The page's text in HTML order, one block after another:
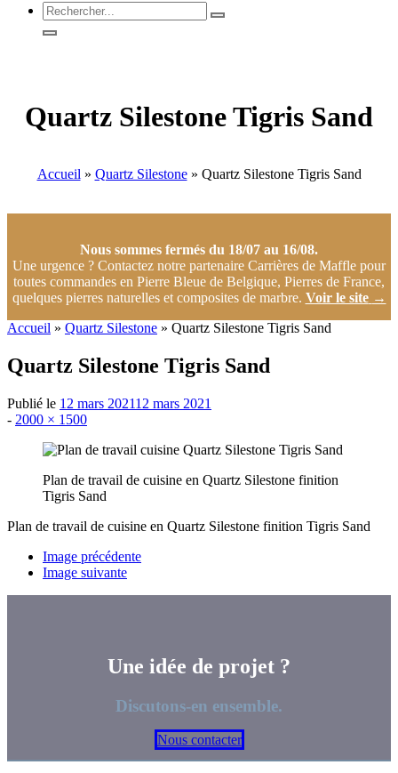
Rechercher...
Quartz Silestone Tigris Sand
Accueil» Quartz Silestone» Quartz Silestone Tigris Sand
Nous sommes fermés du 18/07 au 16/08.
Une urgence ? Contactez notre partenaire Carrières de Maffle pour
toutes commandes en Pierre Bleue de Belgique, Pierres de France,
quelques pierres naturelles et composites de marbre. Voir le site →
Accueil » Quartz Silestone » Quartz Silestone Tigris Sand
Quartz Silestone Tigris Sand
Publié le 12 mars 202112 mars 2021
- Taille
2000 × 1500
Plan de travail de cuisine en Quartz Silestone finition
Tigris Sand
Plan de travail de cuisine en Quartz Silestone finition Tigris Sand
Image précédente
Image suivante
Une idée de projet ?
Discutons-en ensemble.
Nous contacter